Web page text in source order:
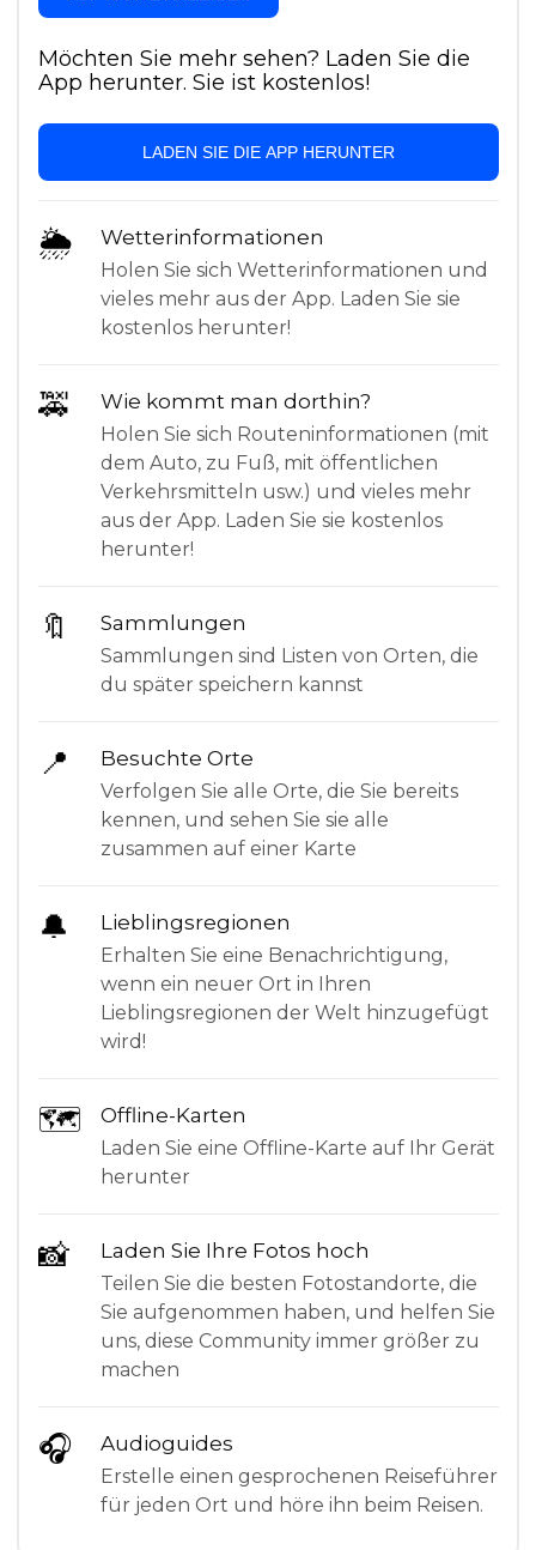
Möchten Sie mehr sehen? Laden Sie die
App herunter. Sie ist kostenlos!
LADEN SIE DIE APP HERUNTER
🌦 Wetterinformationen
Holen Sie sich Wetterinformationen und
vieles mehr aus der App. Laden Sie sie
kostenlos herunter!
🚕 Wie kommt man dorthin?
Holen Sie sich Routeninformationen (mit
dem Auto, zu Fuß, mit öffentlichen
Verkehrsmitteln usw.) und vieles mehr
aus der App. Laden Sie sie kostenlos
herunter!
🔖 Sammlungen
Sammlungen sind Listen von Orten, die
du später speichern kannst
📍 Besuchte Orte
Verfolgen Sie alle Orte, die Sie bereits
kennen, und sehen Sie sie alle
zusammen auf einer Karte
🔔 Lieblingsregionen
Erhalten Sie eine Benachrichtigung,
wenn ein neuer Ort in Ihren
Lieblingsregionen der Welt hinzugefügt
wird!
🗺 Offline-Karten
Laden Sie eine Offline-Karte auf Ihr Gerät
herunter
📸 Laden Sie Ihre Fotos hoch
Teilen Sie die besten Fotostandorte, die
Sie aufgenommen haben, und helfen Sie
uns, diese Community immer größer zu
machen
🎧 Audioguides
Erstelle einen gesprochenen Reiseführer
für jeden Ort und höre ihn beim Reisen.